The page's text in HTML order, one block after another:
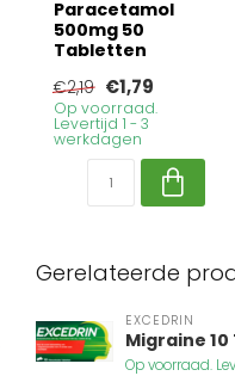
Paracetamol
500mg 50
Tabletten
€2,19 €1,79
Op voorraad.
Levertijd 1 - 3
werkdagen
Gerelateerde
EXCEDRIN
Migraine
Op voorraad.